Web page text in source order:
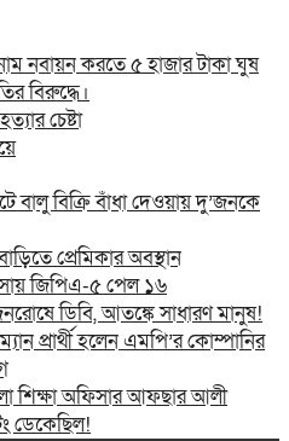
নবায়ন করতে ৫ হাজার টাকা ঘুষ
বিরুদ্ধে।
চেষ্টা
বালু বিক্রি বাঁধা দেওয়ায় দু’জনকে
প্রেমিকার অবস্থান
জিপিএ-৫ পেল ১৬
ডিবি, আতঙ্কে সাধারণ মানুষ!
প্রার্থী হলেন এমপি’র কোম্পানির
শিক্ষা অফিসার আফছার আলী
ডেকেছিল!